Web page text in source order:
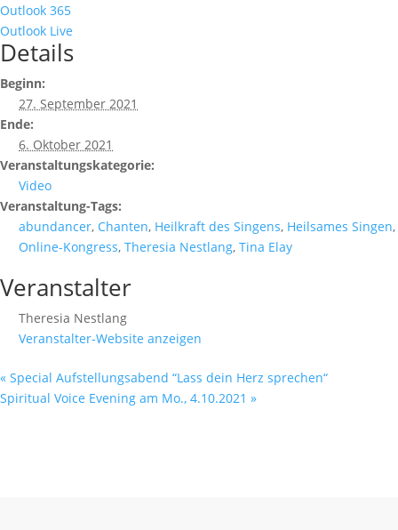
Outlook 365
Outlook Live
Details
Beginn:
27. September 2021
Ende:
6. Oktober 2021
Veranstaltungskategorie:
Video
Veranstaltung-Tags:
abundancer, Chanten, Heilkraft des Singens, Heilsames Singen,
Online-Kongress, Theresia Nestlang, Tina Elay
Veranstalter
Theresia Nestlang
Veranstalter-Website anzeigen
« Special Aufstellungsabend “Lass dein Herz sprechen“
Spiritual Voice Evening am Mo., 4.10.2021 »